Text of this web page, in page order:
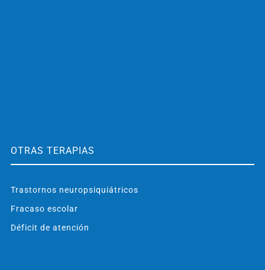
OTRAS TERAPIAS
Trastornos neuropsiquiátricos
Fracaso escolar
Déficit de atención